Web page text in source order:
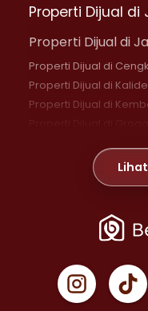
Properti Dijual di
Properti Dijual di
Properti Dijual di
Properti Dijual di
Properti Dijual di
Properti Dijual di
Properti Dijual di
Properti Dijual di
Properti Dijual di
Properti Dijual di Johar